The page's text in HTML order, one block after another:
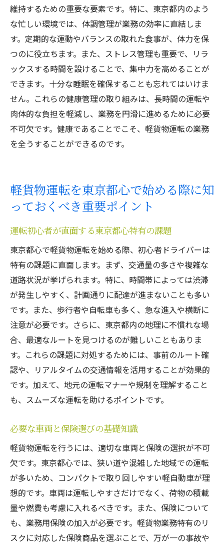
維持するための重要な要素です。特に、東京都内のよう
な忙しい環境では、体調管理が業務の効率に直結しま
す。定期的な運動やバランスの取れた食事が、体力を保
つのに役立ちます。また、ストレス管理も重要で、リラ
ックスする時間を設けることで、集中力を高めることが
できます。十分な睡眠を確保することも忘れてはいけま
せん。これらの健康管理の取り組みは、長時間の運転や
肉体的な負担を軽減し、業務を円滑に進めるために必要
不可欠です。健康であることでこそ、軽貨物運転の業務
を全うすることができるのです。
軽貨物運転を東京都心で始める際に知
っておくべき重要ポイント
運転初心者が直面する東京都心特有の課題
東京都心で軽貨物運転を始める際、初心者ドライバーは
特有の課題に直面します。まず、交通量の多さや複雑な
道路状況が挙げられます。特に、時間帯によっては渋滞
が発生しやすく、計画通りに配達が進まないことも多い
です。また、歩行者や自転車も多く、急な進入や横断に
注意が必要です。さらに、東京都内の地理に不慣れな場
合、最適なルートを見つけるのが難しいこともありま
す。これらの課題に対処するためには、事前のルート確
認や、リアルタイムの交通情報を活用することが効果的
です。加えて、地元の運転マナーや規制を理解すること
も、スムーズな運転を助けるポイントです。
必要な車両と保険選びの基礎知識
軽貨物運転を行うには、適切な車両と保険の選択が不可
欠です。東京都心では、狭い道や混雑した地域での運転
が多いため、コンパクトで取り回しやすい軽自動車が理
想的です。車両は運転しやすさだけでなく、荷物の積載
量や燃費も考慮に入れるべきです。また、保険について
も、業務用保険の加入が必要です。軽貨物業務特有のリ
スクに対応した保険商品を選ぶことで、万が一の事故や